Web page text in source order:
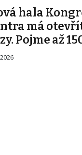
hala
má
Pojme až